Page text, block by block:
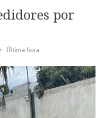
por
Última hora